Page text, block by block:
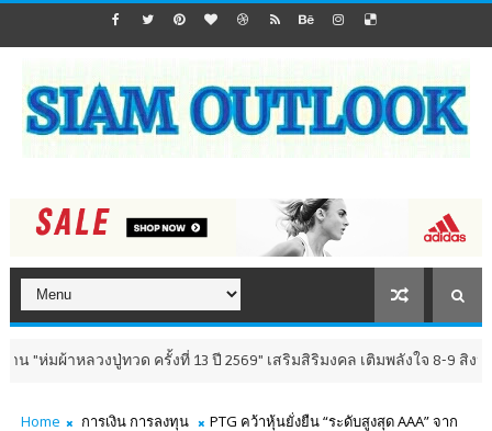
หลวงปู่ทวด ครั้งที่ 13 ปี 2569" เสริมสิริมงคล เติมพลังใจ 8-9 สิงหาคม นี้
Home การเงิน การลงทุน
PTG คว้าหุ้นยั่งยืน “ระดับสูงสุด AAA” จาก